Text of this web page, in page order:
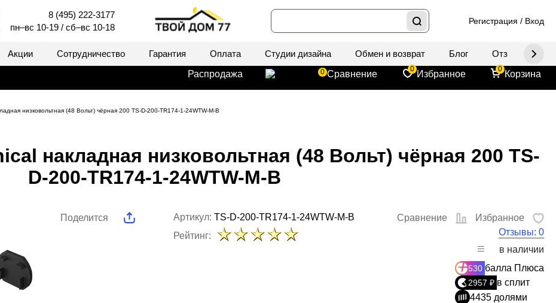
8 (495) 222-3177
пн–вс 10-19 / сб–вс 10-18
Регистрация / Вход
Акции Сотрудничество Гарантия Оплата Студии дизайна Обмен и возврат Блог Отзывы
Распродажа
0 Сравнение 0 Избранное 0 Корзина
низковольтная (48 Вольт) чёрная 200 TS-D-200-TR174-1-24WTW-M-B
накладная низковольтная (48 Вольт) чёрная 200 TS-
D-200-TR174-1-24WTW-M-B
Поделится Артикул: TS-D-200-TR174-1-24WTW-M-B Сравнение
Избранное
Рейтинг:
Отзывы: 0
в наличии
530 балла Плюса
2957 ₽ в сплит
4435 долями